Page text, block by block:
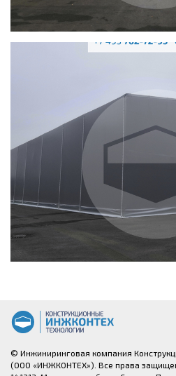
© Инжиниринговая компания
(ООО «ИНЖКОНТЕХ»). Все права